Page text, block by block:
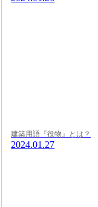
建築用語『役物』とは？
2024.01.27